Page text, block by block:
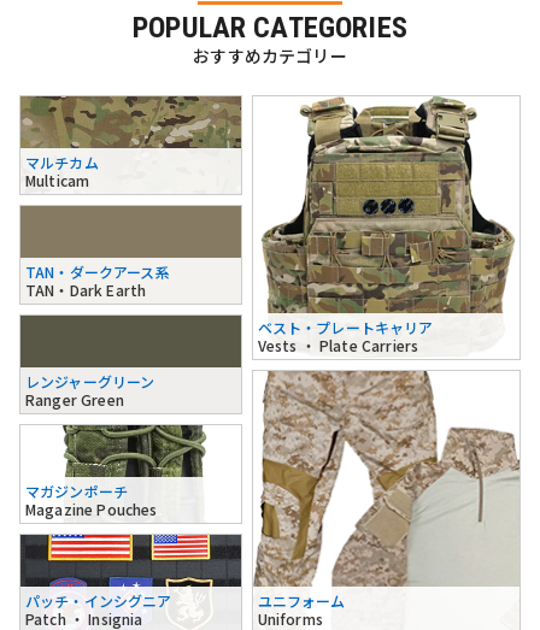
POPULAR CATEGORIES
おすすめカテゴリー
マルチカム
Multicam
TAN・ダークアース系
TAN・Dark Earth
レンジャーグリーン
Ranger Green
ベスト・プレートキャリア
Vests ・ Plate Carriers
マガジンポーチ
Magazine Pouches
パッチ・インシグニア
Patch ・ Insignia
ユニフォーム
Uniforms